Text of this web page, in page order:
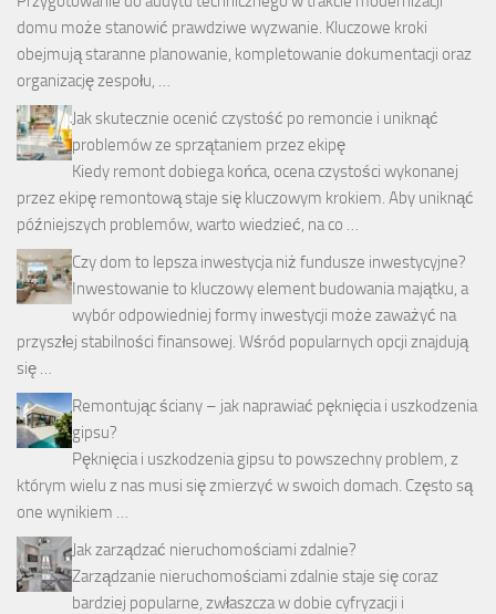
domu może stanowić prawdziwe wyzwanie. Kluczowe kroki
obejmują staranne planowanie, kompletowanie dokumentacji oraz
organizację zespołu, …
Jak skutecznie ocenić czystość po remoncie i uniknąć
problemów ze sprzątaniem przez ekipę
Kiedy remont dobiega końca, ocena czystości wykonanej
przez ekipę remontową staje się kluczowym krokiem. Aby uniknąć
późniejszych problemów, warto wiedzieć, na co …
Czy dom to lepsza inwestycja niż fundusze inwestycyjne?
Inwestowanie to kluczowy element budowania majątku, a
wybór odpowiedniej formy inwestycji może zaważyć na
przyszłej stabilności finansowej. Wśród popularnych opcji znajdują
się …
Remontując ściany – jak naprawiać pęknięcia i uszkodzenia
gipsu?
Pęknięcia i uszkodzenia gipsu to powszechny problem, z
którym wielu z nas musi się zmierzyć w swoich domach. Często są
one wynikiem …
Jak zarządzać nieruchomościami zdalnie?
Zarządzanie nieruchomościami zdalnie staje się coraz
bardziej popularne, zwłaszcza w dobie cyfryzacji i